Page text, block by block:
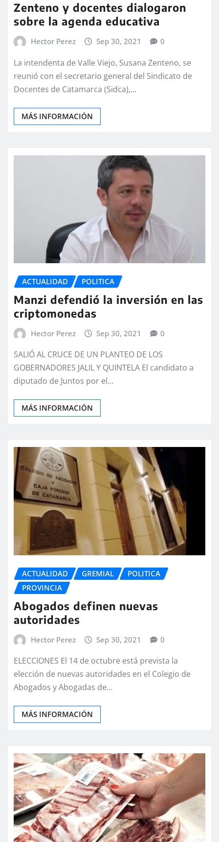
Zenteno y docentes dialogaron
sobre la agenda educativa
Hector Perez Sep 30, 2021 0
La intendenta de Valle Viejo, Susana Zenteno, se
reunió con el secretario general del Sindicato de
Docentes de Catamarca (Sidca),…
MÁS INFORMACIÓN
ACTUALIDAD POLITICA
Manzi defendió la inversión en las
criptomonedas
Hector Perez Sep 30, 2021 0
SALIÓ AL CRUCE DE UN PLANTEO DE LOS
GOBERNADORES JALIL Y QUINTELA El candidato a
diputado de Juntos por el…
MÁS INFORMACIÓN
ACTUALIDAD GREMIAL
POLITICA
PROVINCIA
Abogados definen nuevas
autoridades
Hector Perez Sep 30, 2021 0
ELECCIONES El 14 de octubre está prevista la
elección de nuevas autoridades en el Colegio de
Abogados y Abogadas de…
MÁS INFORMACIÓN